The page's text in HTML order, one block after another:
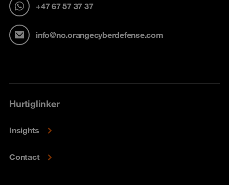
+47 67 57 37 37
info@no.orangecyberdefense.com
Hurtiglinker
Insights
Contact